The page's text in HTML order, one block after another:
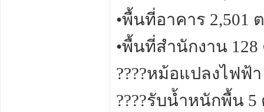
•พื้นที่อาคาร 2,501
•พื้นที่สำนักงาน 128
????หม้อแปลงไฟฟ้
????รับน้ำหนักพื้น